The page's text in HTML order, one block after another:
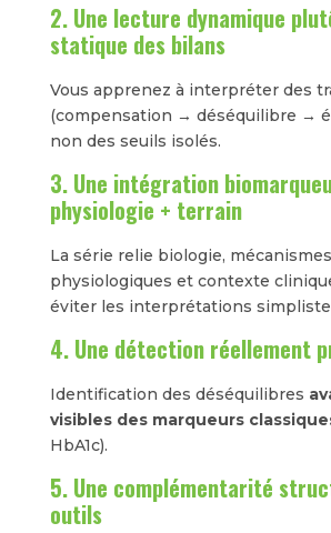
2. Une lecture dynamique
statique des bilans
Vous apprenez à interpréter des
(compensation → déséquilibre →
non des seuils isolés.
3. Une intégration
physiologie + terrain
La série relie biologie, mécanismes
physiologiques et contexte
éviter les interprétations
4. Une détection réellement
Identification des déséquilibres
visibles des marqueurs
HbA1c).
5. Une complémentarité
outils